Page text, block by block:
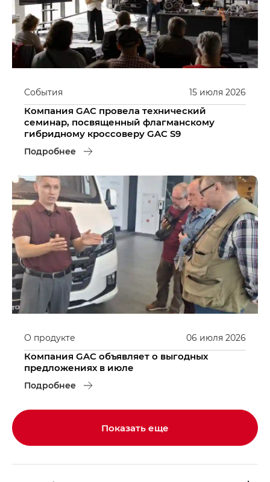
15 июля 2026
События
Компания GAC провела технический
семинар, посвященный флагманскому
гибридному кроссоверу GAC S9
Подробнее
06 июля 2026
О продукте
Компания GAC объявляет о выгодных
предложениях в июле
Подробнее
Показать еще